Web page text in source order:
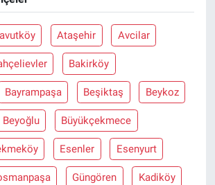
Ataşehir Avcilar
Bakirköy
Bayrampaşa Beşiktaş Beykoz
Beyoğlu Büyükçekmece
Esenler Esenyurt
Güngören Kadiköy